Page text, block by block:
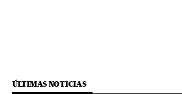
ÚLTIMAS NOTICIAS